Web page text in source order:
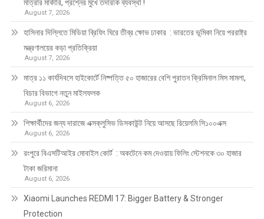
মাত্রার মার্কারি, প্রশ্নের মুখে তদারকি ব্যবস্থা !
August 7, 2026
হাসিনার দিল্লিতে মিডিয়া ব্রিফিং ঘিরে তীব্র ক্ষোভ ঢাকার : ভারতের ভূমিকা নিয়ে পররাষ্ট্র
মন্ত্রণালয়ের কড়া প্রতিক্রিয়া
August 7, 2026
মাত্র ১১ কার্যদিবসে হাইকোর্টে নিষ্পত্তি ৫০ হাজারের বেশি পুরাতন ক্রিমিনাল মিস মামলা,
বিচার বিভাগে নতুন মাইলফলক
August 6, 2026
শিক্ষার্থীদের জন্য দারাজে এক্সক্লুসিভ ডিসকাউন্ট নিয়ে আসছে রিয়েলমি সি১০০এক্স
August 6, 2026
রংপুরে বিএসটিআইর মোবাইল কোর্ট : অকটেনে কম দেওয়ায় ফিলিং স্টেশনকে ৩০ হাজার
টাকা জরিমানা
August 6, 2026
Xiaomi Launches REDMI 17: Bigger Battery & Stronger
Protection